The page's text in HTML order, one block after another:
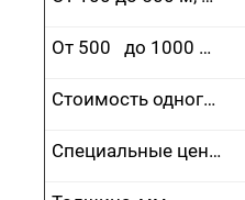
От 500 до 1000 м, руб.
Стоимость одного врезания, руб.
Специальные цены